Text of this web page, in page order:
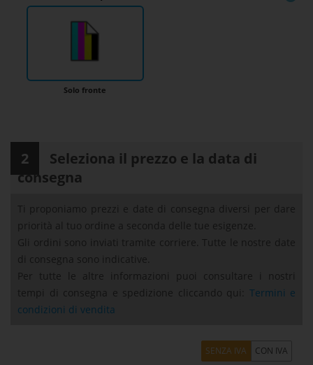
Solo fronte
2
Seleziona il prezzo e la data di
consegna
Ti proponiamo prezzi e date di consegna diversi per dare
priorità al tuo ordine a seconda delle tue esigenze.
Gli ordini sono inviati tramite corriere. Tutte le nostre date
di consegna sono indicative.
Per tutte le altre informazioni puoi consultare i nostri
tempi di consegna e spedizione cliccando qui: Termini e
condizioni di vendita